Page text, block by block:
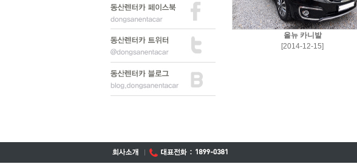
올뉴 카니발
[2014-12-15]